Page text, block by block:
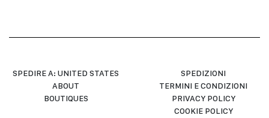
SPEDIRE A: UNITED STATES
ABOUT
BOUTIQUES
SPEDIZIONI
TERMINI E CONDIZIONI
PRIVACY POLICY
COOKIE POLICY